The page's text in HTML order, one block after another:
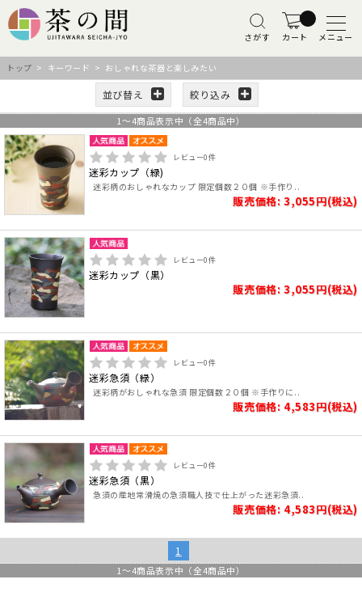
さがす カート メニュー
トップ > キーワード > おしゃれな茶器と楽しみたい
並び替え 絞り込み
1 ～4商品表示中（全4商品中）
レビュー0件
迷彩カップ（緑)
迷彩柄のおしゃれなカップ 限定個数２０個 ※手作り..
販売価格: 3,055円(税込)
レビュー0件
迷彩カップ（黒）
販売価格: 3,055円(税込)
レビュー0件
迷彩急須（緑）
迷彩柄がおしゃれな急須 限定個数２０個 ※手作りに..
販売価格: 4,583円(税込)
レビュー0件
迷彩急須（黒）
急須の産地常滑焼の急須職人技で仕上がった迷彩急須..
販売価格: 4,583円(税込)
1
1 ～4商品表示中（全4商品中）